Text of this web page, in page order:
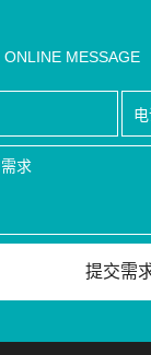
ONLINE MESSAGE